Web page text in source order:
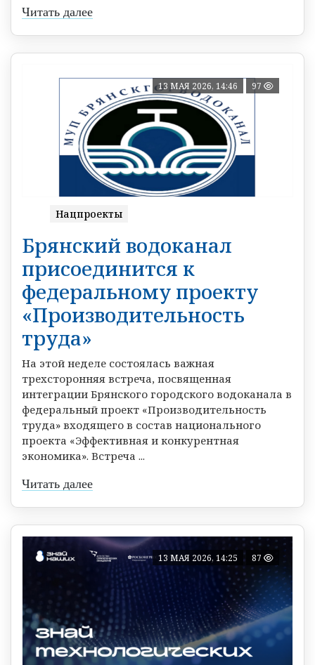
Читать далее
13 МАЯ 2026, 14:46 97
Нацпроекты
Брянский водоканал
присоединится к
федеральному проекту
«Производительность
труда»
На этой неделе состоялась важная
трехсторонняя встреча, посвященная
интеграции Брянского городского водоканала в
федеральный проект «Производительность
труда» входящего в состав национального
проекта «Эффективная и конкурентная
экономика». Встреча ...
Читать далее
13 МАЯ 2026, 14:25 87